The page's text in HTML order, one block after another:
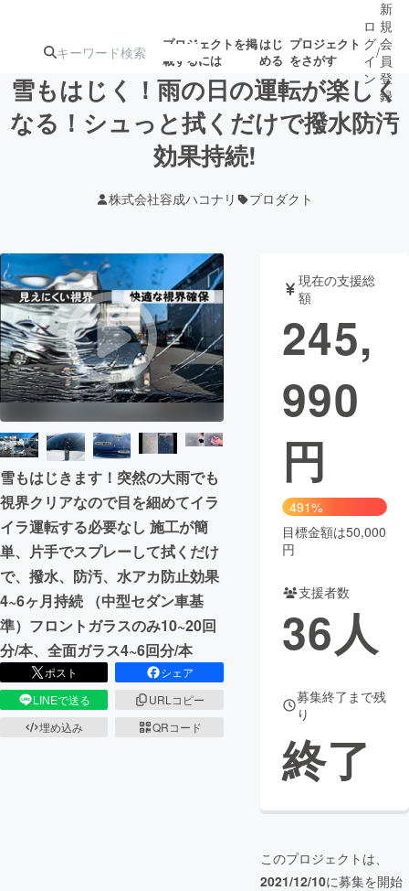
プロジェクトを掲
載するには
はじ
める
プロジェクト
をさがす
注目の新着プロ募集終了が近いプ
テクノロジー・ガジェット
映像・映画 書籍・雑誌
ビジネス・起業 チャレンジ
まちづくり・地域活性化
CAMPFIRE for Social Good
CAMPFIRE Creation
CAMPFIREふるさと納税
コミュニティ
ロ
グ
イ
ン
/
新
規
会
員
登
録
雪もはじく！雨の日の運転が楽しく
なる！シュっと拭くだけで撥水防汚
効果持続!
株式会社容成ハコナリ プロダクト
雪もはじきます！突然の大雨でも
視界クリアなので目を細めてイラ
イラ運転する必要なし 施工が簡
単、片手でスプレーして拭くだけ
で、撥水、防汚、水アカ防止効果
4~6ヶ月持続 （中型セダン車基
準）フロントガラスのみ10~20回
分/本、全面ガラス4~6回分/本
ポスト
シェア
LINEで送る
URLコピー
埋め込み
QRコード
現在の支援総
額
245,
990
円
491%
目標金額は50,000
円
支援者数
36人
募集終了まで残
り
終了
このプロジェクトは、
2021/12/10に募集を開始